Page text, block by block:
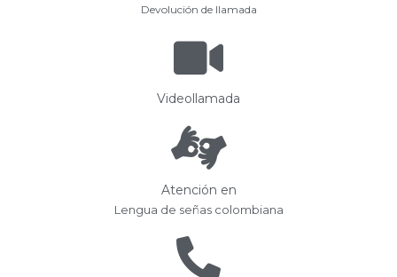
Devolución de llamada
Videollamada
Atención en
Lengua de señas colombiana